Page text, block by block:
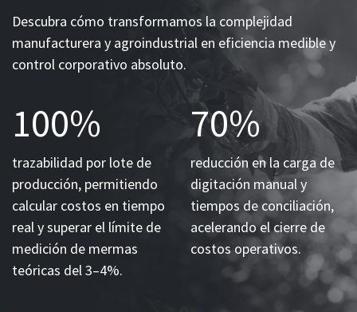
Descubra cómo transformamos la complejidad
manufacturera y agroindustrial en eficiencia medible y
control corporativo absoluto.
100%
trazabilidad por lote de
producción, permitiendo
calcular costos en tiempo
real y superar el límite de
medición de mermas
teóricas del 3–4%.
70%
reducción en la carga de
digitación manual y
tiempos de conciliación,
acelerando el cierre de
costos operativos.